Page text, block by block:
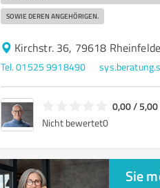
SOWIE DEREN ANGEHÖRIGEN.
Kirchstr. 36, 79618
Tel. 01525 9918490
0,00 / 5,00
Nicht bewertet0
Sie